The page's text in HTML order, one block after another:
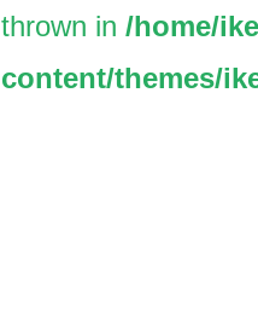
thrown in /home/
content/themes/